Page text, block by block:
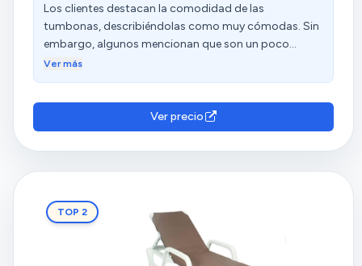
Los clientes destacan la comodidad de las
tumbonas, describiéndolas como muy cómodas. Sin
embargo, algunos mencionan que son un poco
endebles y que los apoyabrazos vienen rotos. Las
Ver más
Ver precio
TOP 2